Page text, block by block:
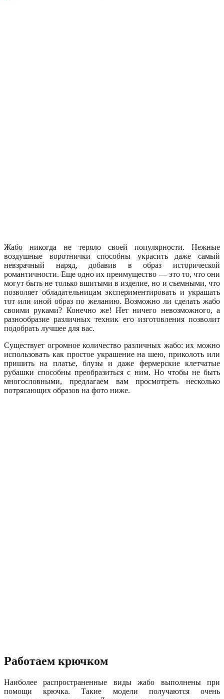
Жабо никогда не теряло своей популярности. Нежные
воздушные воротнички способны украсить даже самый
невзрачный наряд, добавив в образ исторической
романтичности. Еще одно их преимущество — это то, что они
могут быть не только вшитыми в изделие, но и съемными, что
позволяет обладательницам экспериментировать и украшать
тот или иной образ по желанию. Возможно ли сделать жабо
своими руками? Конечно же! Нет ничего невозможного, а
разнообразие различных техник его изготовления позволит
подобрать лучшее для вас.
Существует огромное количество различных жабо: их можно
использовать как простое украшение на шею, приколоть или
пришить на платье, блузы и даже фермерские клетчатые
рубашки способны преобразиться с ним. Но чтобы не быть
многословными, предлагаем вам просмотреть несколько
потрясающих образов на фото ниже.
Работаем крючком
Наиболее распространенные виды жабо выполнены при
помощи крючка. Такие модели получаются очень